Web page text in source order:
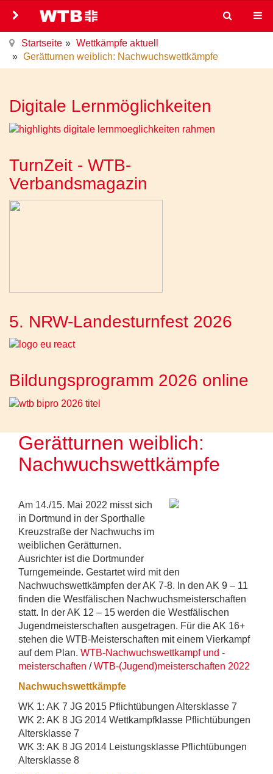
Startseite
Wettkämpfe aktuell
Gerätturnen weiblich: Nachwuchswettkämpfe
Digitale Lernmöglichkeiten
TurnZeit - WTB-
Verbandsmagazin
5. NRW-Landesturnfest 2026
Bildungsprogramm 2026 online
Gerätturnen weiblich:
Nachwuchswettkämpfe
Am 14./15. Mai 2022 misst sich
in Dortmund in der Sporthalle
Kreuzstraße der Nachwuchs im
weiblichen Gerätturnen.
Ausrichter ist die Dortmunder
Turngemeinde. Gestartet wird mit den
Nachwuchswettkämpfen der AK 7-8. In den AK 9 – 11
finden die Westfälischen Nachwuchsmeisterschaften
statt. In der AK 12 – 15 werden die Westfälischen
Jugendmeisterschaften ausgetragen. Für die AK 16+
stehen die WTB-Meisterschaften mit einem Vierkampf
auf dem Plan. WTB-Nachwuchswettkampf und -
meisterschaften /WTB-(Jugend)meisterschaften 2022
Nachwuchswettkämpfe
WK 1: AK 7 JG 2015 Pflichtübungen Altersklasse 7
WK 2: AK 8 JG 2014 Wettkampfklasse Pflichtübungen
Altersklasse 7
WK 3: AK 8 JG 2014 Leistungsklasse Pflichtübungen
Altersklasse 8